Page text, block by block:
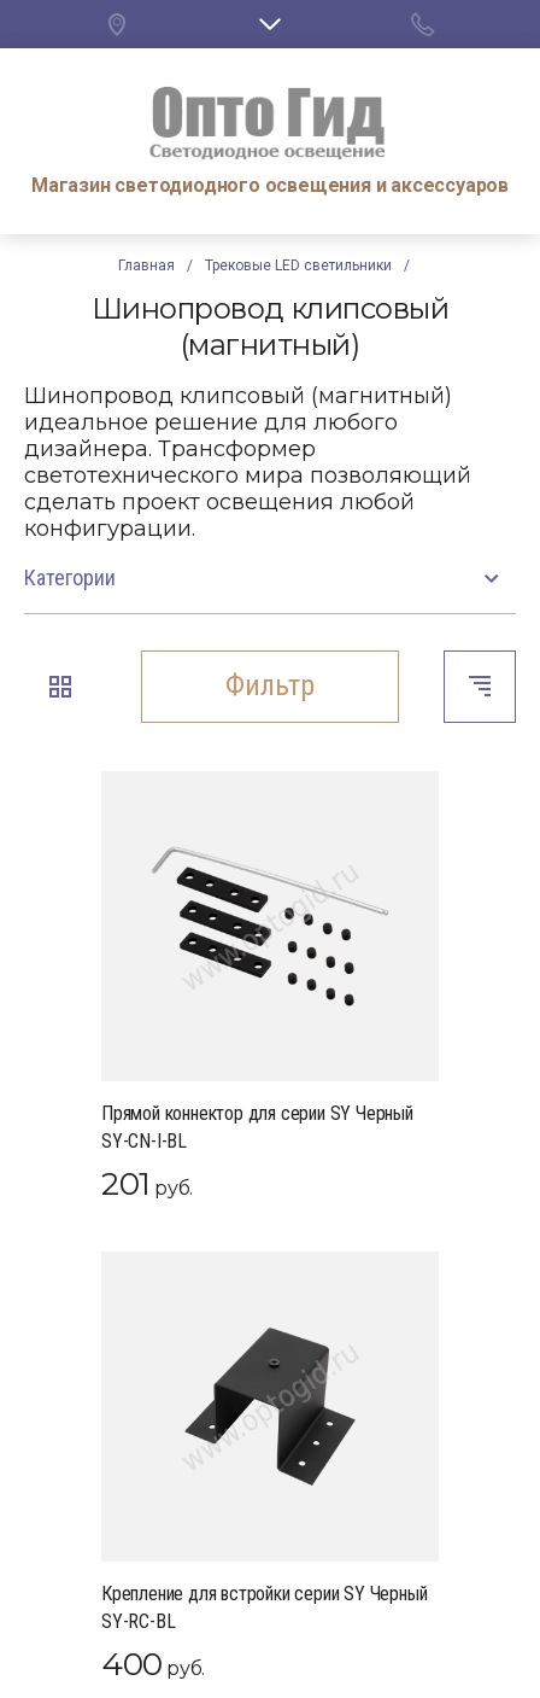
Магазин светодиодного освещения и аксессуаров
Главная / Трековые LED светильники /
Шинопровод клипсовый
(магнитный)
Шинопровод клипсовый (магнитный)
идеальное решение для любого
дизайнера. Трансформер
светотехнического мира позволяющий
сделать проект освещения любой
конфигурации.
Категории
Фильтр
Прямой коннектор для серии SY Черный
SY-CN-I-BL
201 руб.
Крепление для встройки серии SY Черный
SY-RC-BL
400 руб.